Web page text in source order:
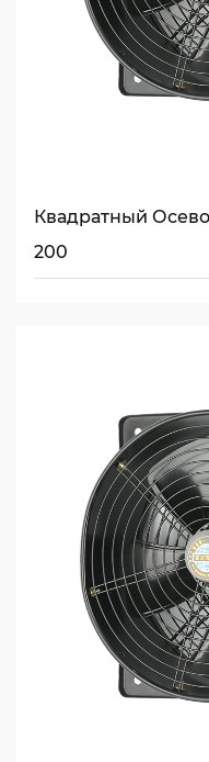
Квадратный
200